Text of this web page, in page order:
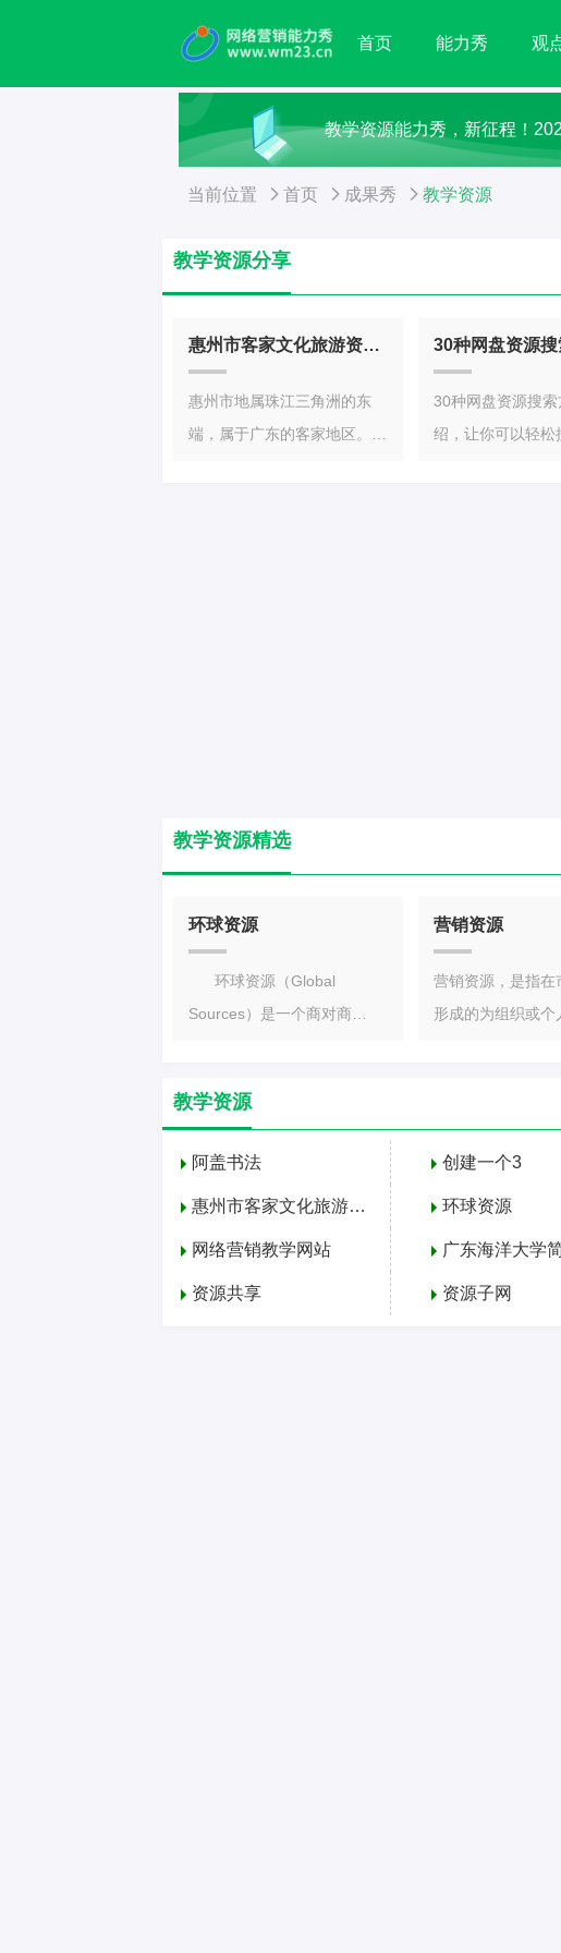
首页 能力秀 观
教学资源能力秀，新征程！
当前位置 首页 成果秀 教学资源
教学资源分享
惠州市客家文化旅游资源的传播与开发
惠州市地属珠江三角洲的东
端，属于广东的客家地区。目
30种网盘资源搜索
绍，让你可以轻松
教学资源精选
环球资源
环球资源（Global
Sources）是一个商对商
营销资源
营销资源，是指在
形成的为组织或个
教学资源
阿盖书法 创建一个3
惠州市客家文化旅游资源的传播与开发 环球资源
网络营销教学网站 广东海洋大学
资源共享 资源子网